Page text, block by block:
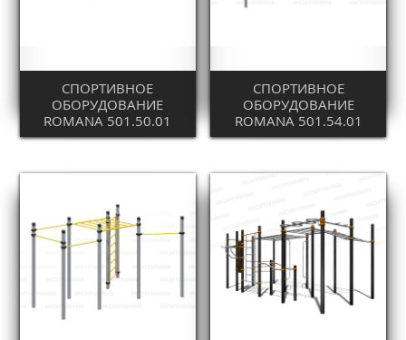
СПОРТИВНОЕ
ОБОРУДОВАНИЕ
ROMANA 501.50.01
СПОРТИВНОЕ
ОБОРУДОВАНИЕ
ROMANA 501.54.01